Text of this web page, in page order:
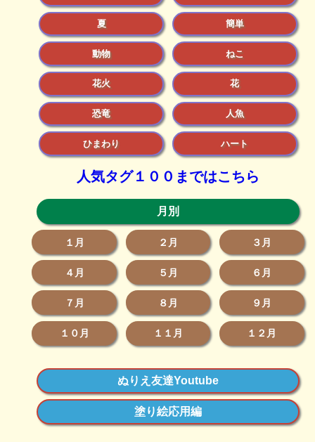
夏 簡単
動物 ねこ
花火 花
恐竜 人魚
ひまわり ハート
人気タグ１００まではこちら
月別
１月 ２月 ３月
４月 ５月 ６月
７月 ８月 ９月
１０月 １１月 １２月
ぬりえ友達Youtube
塗り絵応用編